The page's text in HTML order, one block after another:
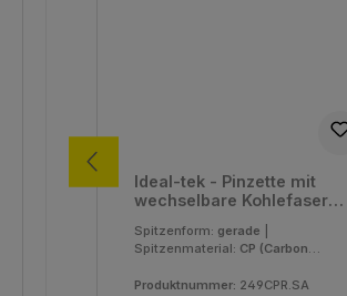
Ideal-tek - Pinzette mit
wechselbare Kohlefaser
Spitzenform: gerade
Spitzenmaterial: CP (Carbon
Verpackungseinheit:1 Stück
Produktnummer: 249CPR.SA